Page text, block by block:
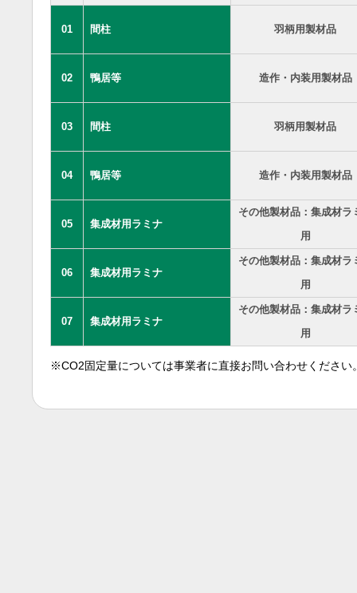
01 間柱 羽柄用製材品
02 鴨居等 造作・内装用製材品
03 間柱 羽柄用製材品
04 鴨居等 造作・内装用製材品
05 集成材用ラミナ
その他製材品：集成材ラ
用
06 集成材用ラミナ
その他製材品：集成材ラ
用
07 集成材用ラミナ
その他製材品：集成材ラ
用
※CO2固定量については事業者に直接お問い合わせください